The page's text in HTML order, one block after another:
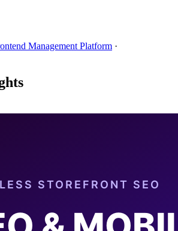
Management Platform ·